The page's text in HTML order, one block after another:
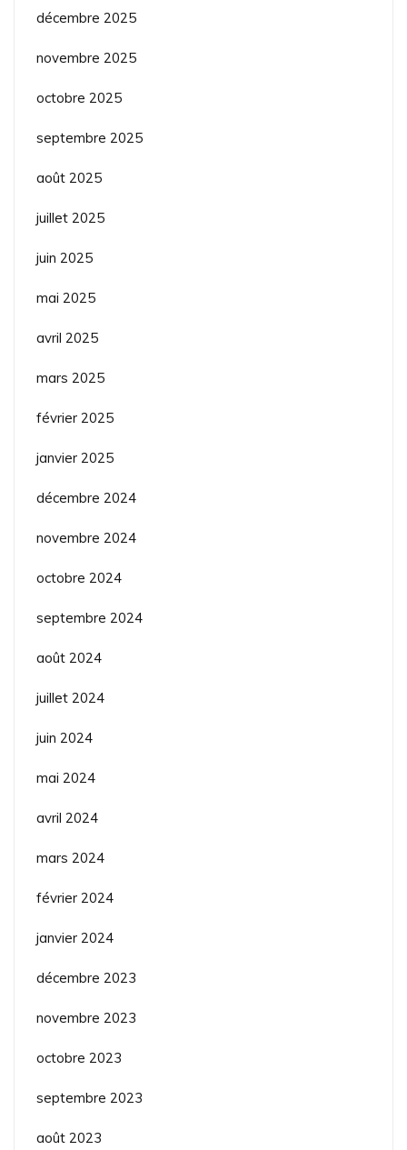
décembre 2025
novembre 2025
octobre 2025
septembre 2025
août 2025
juillet 2025
juin 2025
mai 2025
avril 2025
mars 2025
février 2025
janvier 2025
décembre 2024
novembre 2024
octobre 2024
septembre 2024
août 2024
juillet 2024
juin 2024
mai 2024
avril 2024
mars 2024
février 2024
janvier 2024
décembre 2023
novembre 2023
octobre 2023
septembre 2023
août 2023